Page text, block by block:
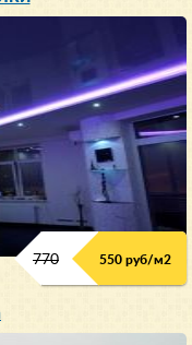
770 550 руб/м2